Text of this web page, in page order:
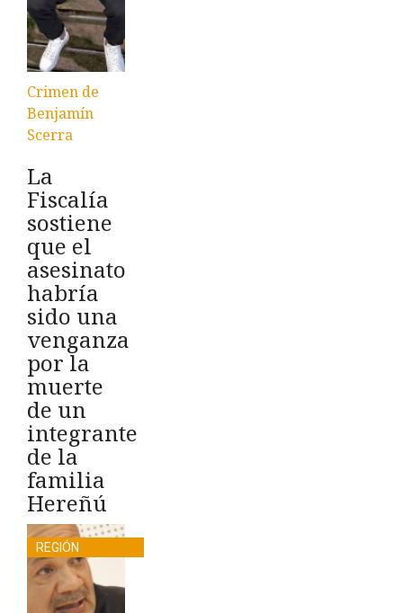
Crimen de
Benjamín
Scerra
La
Fiscalía
sostiene
que el
asesinato
habría
sido una
venganza
por la
muerte
de un
integrante
de la
familia
Hereñú
REGIÓN